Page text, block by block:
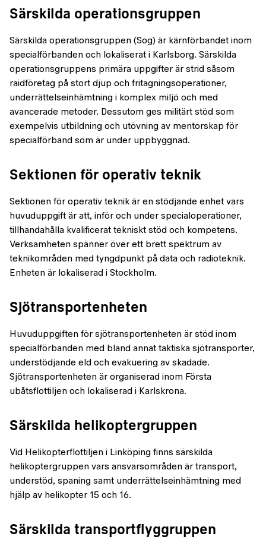
Särskilda operationsgruppen
Särskilda operationsgruppen (Sog) är kärnförbandet inom
specialförbanden och lokaliserat i Karlsborg. Särskilda
operationsgruppens primära uppgifter är strid såsom
raidföretag på stort djup och fritagningsoperationer,
underrättelseinhämtning i komplex miljö och med
avancerade metoder. Dessutom ges militärt stöd som
exempelvis utbildning och utövning av mentorskap för
specialförband som är under uppbyggnad.
Sektionen för operativ teknik
Sektionen för operativ teknik är en stödjande enhet vars
huvuduppgift är att, inför och under specialoperationer,
tillhandahålla kvalificerat tekniskt stöd och kompetens.
Verksamheten spänner över ett brett spektrum av
teknikområden med tyngdpunkt på data och radioteknik.
Enheten är lokaliserad i Stockholm.
Sjötransportenheten
Huvuduppgiften för sjötransportenheten är stöd inom
specialförbanden med bland annat taktiska sjötransporter,
understödjande eld och evakuering av skadade.
Sjötransportenheten är organiserad inom Första
ubåtsflottiljen och lokaliserad i Karlskrona.
Särskilda helikoptergruppen
Vid Helikopterflottiljen i Linköping finns särskilda
helikoptergruppen vars ansvarsområden är transport,
understöd, spaning samt underrättelseinhämtning med
hjälp av helikopter 15 och 16.
Särskilda transportflyggruppen